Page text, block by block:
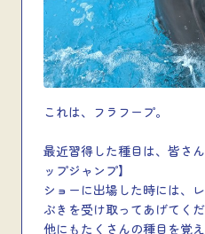
これは、フラフープ。
最近習得した種目は、皆さ
ップジャンプ】
ショーに出場した時には、
ぶきを受け取ってあげてくだ
他にもたくさんの種目を覚